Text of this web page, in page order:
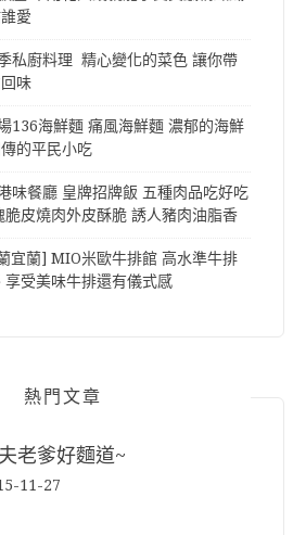
愛
私廚料理 精心變化的菜色 讓你帶
味
136海鮮麵 痛風海鮮麵 濃郁的海鮮
的平民小吃
味餐廳 皇牌招牌飯 五種肉品吃好吃
皮燒肉外皮酥脆 誘人豬肉油脂香
宜蘭] MIO米歐牛排館 高水準牛排
享受美味牛排還有儀式感
熱門文章
老爹好麵道~
11-27